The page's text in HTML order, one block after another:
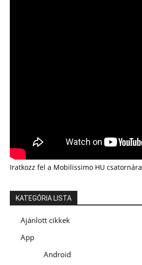
Iratkozz fel a Mobilissimo HU csatornára
KATEGÓRIA LISTA
Ajánlott cikkek
App
Android